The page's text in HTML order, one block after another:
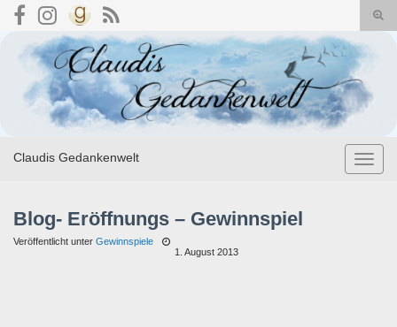
Search for:
Claudis Gedankenwelt
Blog- Eröffnungs – Gewinnspiel
Veröffentlicht unter Gewinnspiele
1. August 2013